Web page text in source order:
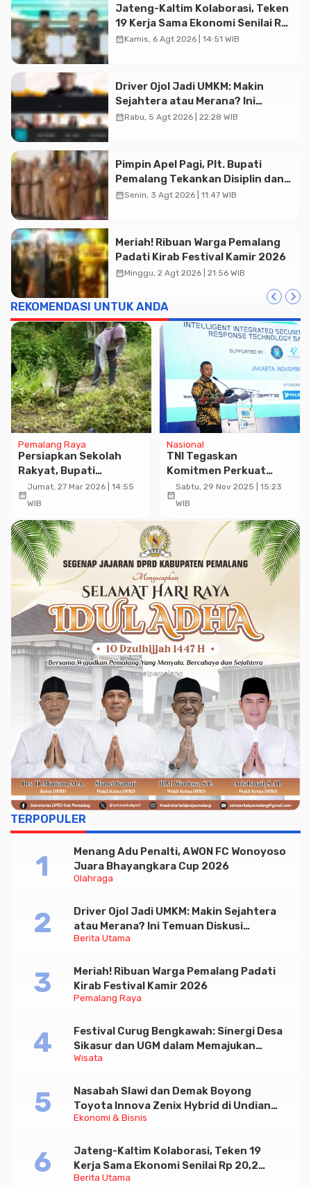
Jateng-Kaltim Kolaborasi, Teken
19 Kerja Sama Ekonomi Senilai Rp
20,2 Triliun
calendar_monthKamis, 6 Agt 2026 | 14:51 WIB
Driver Ojol Jadi UMKM: Makin
Sejahtera atau Merana? Ini
Temuan Diskusi Paramadina
calendar_monthRabu, 5 Agt 2026 | 22:28 WIB
Pimpin Apel Pagi, Plt. Bupati
Pemalang Tekankan Disiplin dan
Soliditas ASN untuk Pelayanan
calendar_monthSenin, 3 Agt 2026 | 11:47 WIB
Meriah! Ribuan Warga Pemalang
Padati Kirab Festival Kamir 2026
calendar_monthMinggu, 2 Agt 2026 | 21:56 WIB
REKOMENDASI UNTUK ANDA
Pemalang Raya
Persiapkan Sekolah
Rakyat, Bupati
Pemalang Pimpin Aksi
Jumat Bersih di Eks PG
calendar_month
Jumat, 27 Mar 2026 | 14:55
WIB
Nasional
TNI Tegaskan
Komitmen Perkuat
Pertahanan Siber
Nasional Pada SUSEC
calendar_month
Sabtu, 29 Nov 2025 | 15:23
WIB
TERPOPULER
Olahraga
Menang Adu Penalti, AWON FC Wonoyoso
Juara Bhayangkara Cup 2026
Berita Utama
Driver Ojol Jadi UMKM: Makin Sejahtera
atau Merana? Ini Temuan Diskusi
Paramadina
Pemalang Raya
Meriah! Ribuan Warga Pemalang Padati
Kirab Festival Kamir 2026
Wisata
Festival Curug Bengkawah: Sinergi Desa
Sikasur dan UGM dalam Memajukan
Wisata serta UMKM Lokal
Ekonomi & Bisnis
Nasabah Slawi dan Demak Boyong
Toyota Innova Zenix Hybrid di Undian
Tabungan Bima Bank Jateng
Berita Utama
Jateng-Kaltim Kolaborasi, Teken 19
Kerja Sama Ekonomi Senilai Rp 20,2
Triliun